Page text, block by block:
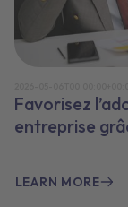
Favorisez
entreprise
LEARN MORE